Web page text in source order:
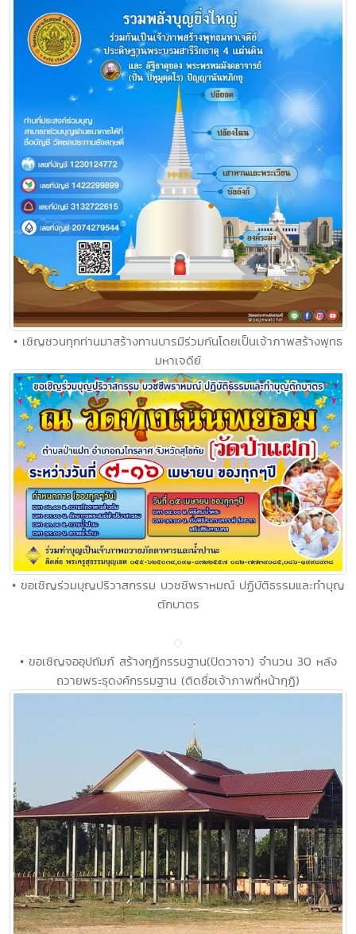
• เชิญชวนทุกท่านมาสร้างทานบารมีร่วมกันโดยเป็นเจ้าภาพสร้างพุทธ
มหาเจดีย์
• ขอเชิญร่วมบุญปริวาสกรรม บวชชีพราหมณ์ ปฏิบัติธรรมและทำบุญ
ตักบาตร
• ขอเชิญจออุปถัมภ์ สร้างกุฏิกรรมฐาน(ปิดวาจา) จำนวน 30 หลัง
ถวายพระธุดงค์กรรมฐาน (ติดชื่อเจ้าภาพที่หน้ากุฏิ)